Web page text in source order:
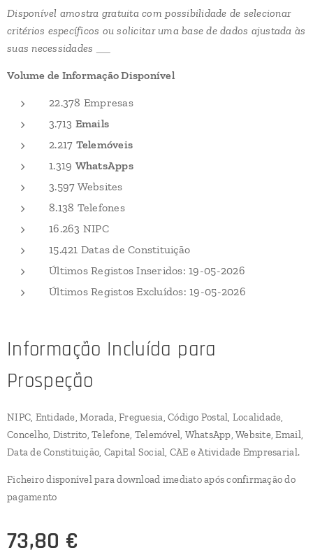
Disponível amostra gratuita com possibilidade de selecionar
critérios específicos ou solicitar uma base de dados ajustada às
suas necessidades
Volume de Informação Disponível
22.378 Empresas
3.713 Emails
2.217 Telemóveis
1.319 WhatsApps
3.597 Websites
8.138 Telefones
16.263 NIPC
15.421 Datas de Constituição
Últimos Registos Inseridos: 19-05-2026
Últimos Registos Excluídos: 19-05-2026
Informação Incluída para
Prospeção
NIPC, Entidade, Morada, Freguesia, Código Postal, Localidade,
Concelho, Distrito, Telefone, Telemóvel, WhatsApp, Website, Email,
Data de Constituição, Capital Social, CAE e Atividade Empresarial.
Ficheiro disponível para download imediato após confirmação do
pagamento
73,80 €